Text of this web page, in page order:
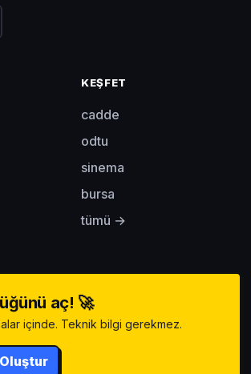
KEŞFET
cadde
odtu
sinema
bursa
tümü →
aç! 🚀
içinde. Teknik bilgi gerekmez.